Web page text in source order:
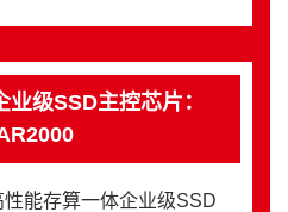
级SSD主控芯片：
能存算一体企业级SSD